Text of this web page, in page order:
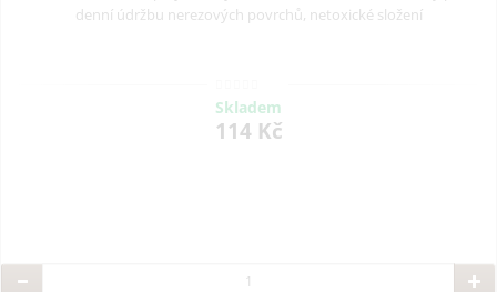
denní údržbu nerezových povrchů, netoxické složení
Skladem
114 Kč